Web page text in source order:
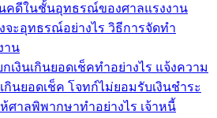
นคดีในชั้นอุทธรณ์ของศาลแรงงาน
จะอุทธรณ์อย่างไร วิธีการจัดทำ
าน
เงินเกินยอดเช็คทำอย่างไร แจ้งความ
กินยอดเช็ค โจทก์ไม่ยอมรับเงินชำระ
ศาลพิพากษาทำอย่างไร เจ้าหนี้